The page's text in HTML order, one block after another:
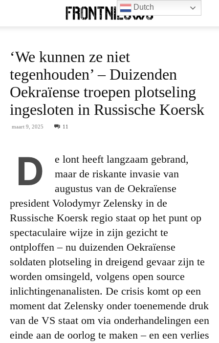
‘We kunnen ze niet
tegenhouden’ – Duizenden
Oekraïense troepen plotseling
ingesloten in Russische Koersk
maart 9, 2025 11
D
e lont heeft langzaam gebrand,
maar de riskante invasie van
augustus van de Oekraïense
president Volodymyr Zelensky in de
Russische Koersk regio staat op het punt op
spectaculaire wijze in zijn gezicht te
ontploffen – nu duizenden Oekraïense
soldaten plotseling in dreigend gevaar zijn te
worden omsingeld, volgens open source
inlichtingenanalisten. De crisis komt op een
moment dat Zelensky onder toenemende druk
van de VS staat om via onderhandelingen een
einde aan de oorlog te maken – en een verlies
Dutch